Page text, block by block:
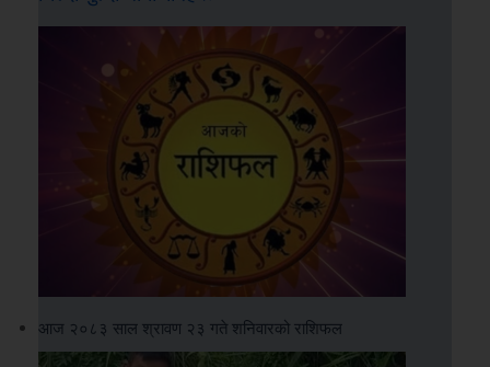
आज २०८३ साल श्रावण २३ गते शनिवारको राशिफल